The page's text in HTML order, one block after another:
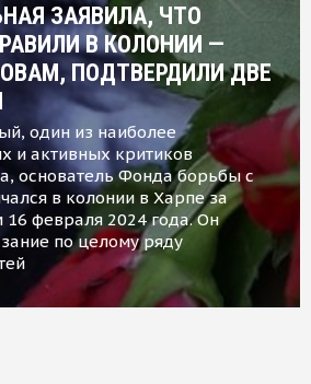
ЗАЯВИЛА, ЧТО
В КОЛОНИИ —
ПОДТВЕРДИЛИ ДВЕ
один из наиболее
и активных критиков
основатель Фонда борьбы с
в колонии в Харпе за
февраля 2024 года. Он
по целому ряду